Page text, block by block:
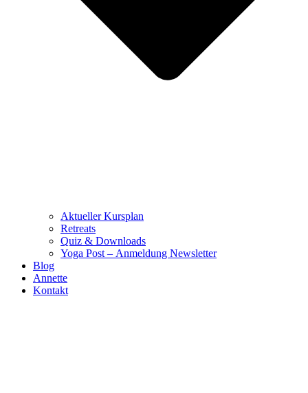
Aktueller Kursplan
Retreats
Quiz & Downloads
Yoga Post – Anmeldung Newsletter
Blog
Annette
Kontakt